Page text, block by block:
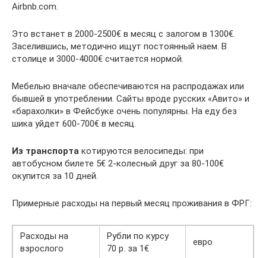
Airbnb.com.
Это встанет в 2000-2500€ в месяц с залогом в 1300€.
Заселившись, методично ищут постоянный наем. В
столице и 3000-4000€ считается нормой.
Мебелью вначале обеспечиваются на распродажах или
бывшей в употреблении. Сайты вроде русских «Авито» и
«барахолки» в Фейсбуке очень популярны. На еду без
шика уйдет 600-700€ в месяц.
Из транспорта котируются велосипеды: при
автобусном билете 5€ 2-колесный друг за 80-100€
окупится за 10 дней.
Примерные расходы на первый месяц проживания в ФРГ:
Расходы на
взрослого
Рубли по курсу
70 р. за 1€
евро